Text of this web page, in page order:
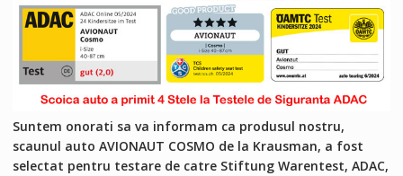
ADAC
Suntem onorati sa va informam ca produsul nostru,
scaunul auto AVIONAUT COSMO de la Krausman, a fost
selectat pentru testare de catre Stiftung Warentest, ADAC,